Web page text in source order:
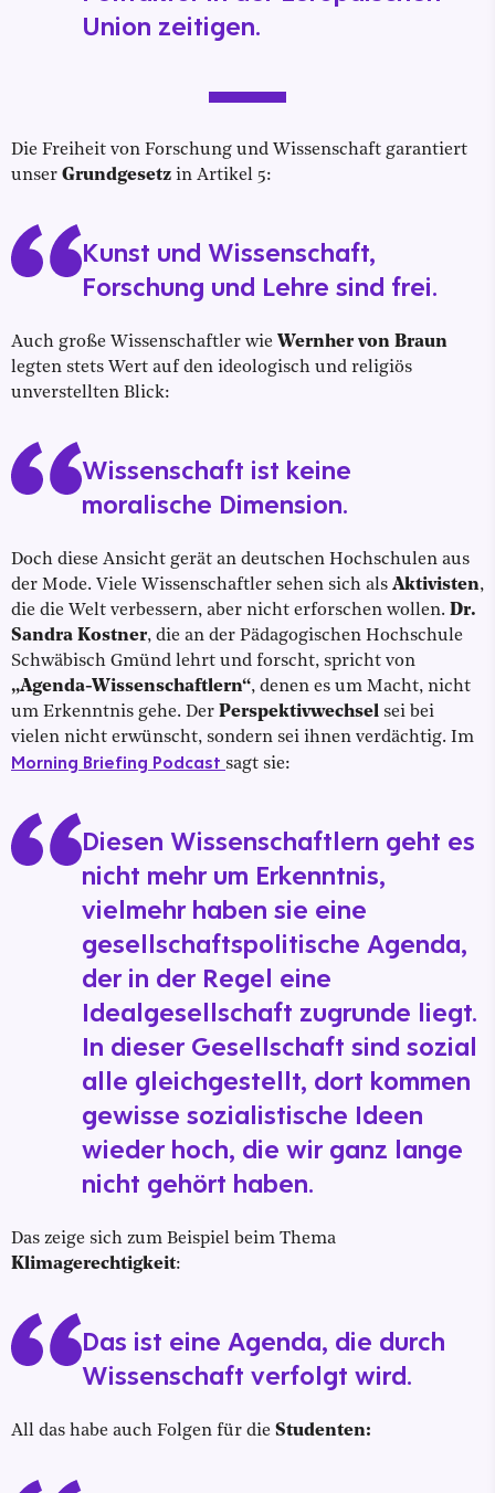
Union zeitigen.
Die Freiheit von Forschung und Wissenschaft garantiert
unser Grundgesetz in Artikel 5:
Kunst und Wissenschaft,
Forschung und Lehre sind frei.
Auch große Wissenschaftler wie Wernher von Braun
legten stets Wert auf den ideologisch und religiös
unverstellten Blick:
Wissenschaft ist keine
moralische Dimension.
Doch diese Ansicht gerät an deutschen Hochschulen aus
der Mode. Viele Wissenschaftler sehen sich als Aktivisten,
die die Welt verbessern, aber nicht erforschen wollen. Dr.
Sandra Kostner, die an der Pädagogischen Hochschule
Schwäbisch Gmünd lehrt und forscht, spricht von
„Agenda-Wissenschaftlern“, denen es um Macht, nicht
um Erkenntnis gehe. Der Perspektivwechsel sei bei
vielen nicht erwünscht, sondern sei ihnen verdächtig. Im
Morning Briefing Podcast sagt sie:
Diesen Wissenschaftlern geht es
nicht mehr um Erkenntnis,
vielmehr haben sie eine
gesellschaftspolitische Agenda,
der in der Regel eine
Idealgesellschaft zugrunde liegt.
In dieser Gesellschaft sind sozial
alle gleichgestellt, dort kommen
gewisse sozialistische Ideen
wieder hoch, die wir ganz lange
nicht gehört haben.
Das zeige sich zum Beispiel beim Thema
Klimagerechtigkeit:
Das ist eine Agenda, die durch
Wissenschaft verfolgt wird.
All das habe auch Folgen für die Studenten: